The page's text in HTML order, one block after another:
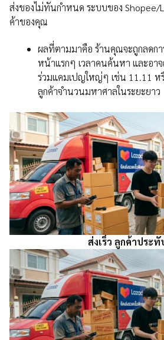
ส่งของไม่ทันกำหนด ระบบของ Shopee/
ค้าของคุณ
ผลที่ตามมาคือ ร้านคุณจะถูกลดก
หน้าแรกๆ เวลาคนค้นหา และอาจ
ร่วมแคมเปญใหญ่ๆ เช่น 11.11 ห
ลูกค้าจำนวนมหาศาลในระยะยาว
ส่งเร็ว ลูกค้าประทั